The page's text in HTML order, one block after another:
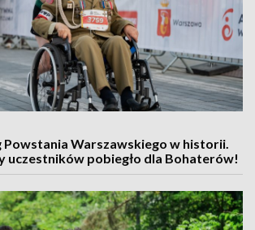
Powstania Warszawskiego w historii.
uczestników pobiegło dla Bohaterów!